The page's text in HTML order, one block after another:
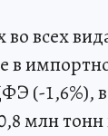
всех
в
(-1,6%),
млн тонн